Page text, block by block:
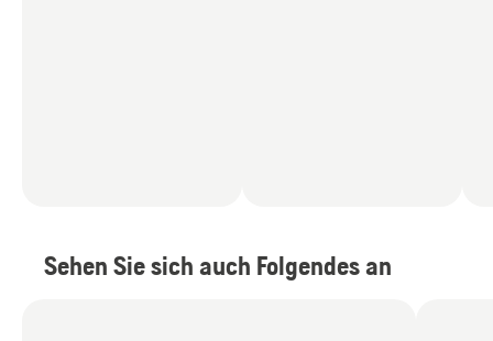
Sehen Sie sich auch Folgendes an